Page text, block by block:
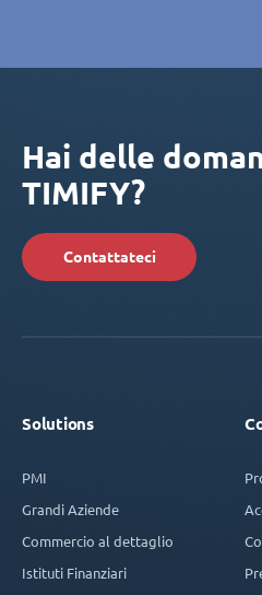
Hai delle
TIMIFY?
Contattateci
Solutions
PMI
Grandi Aziende
Commercio al dettaglio
Istituti Finanziari